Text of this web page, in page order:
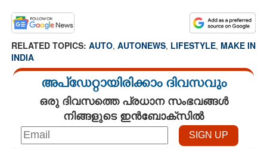
RELATED TOPICS: AUTO, AUTONEWS, LIFESTYLE, MAKE IN
INDIA
അപ്ഡേറ്റായിരിക്കാം ദിവസവും
ഒരു ദിവസത്തെ പ്രധാന സംഭവങ്ങൾ
നിങ്ങളുടെ ഇൻബോക്സിൽ